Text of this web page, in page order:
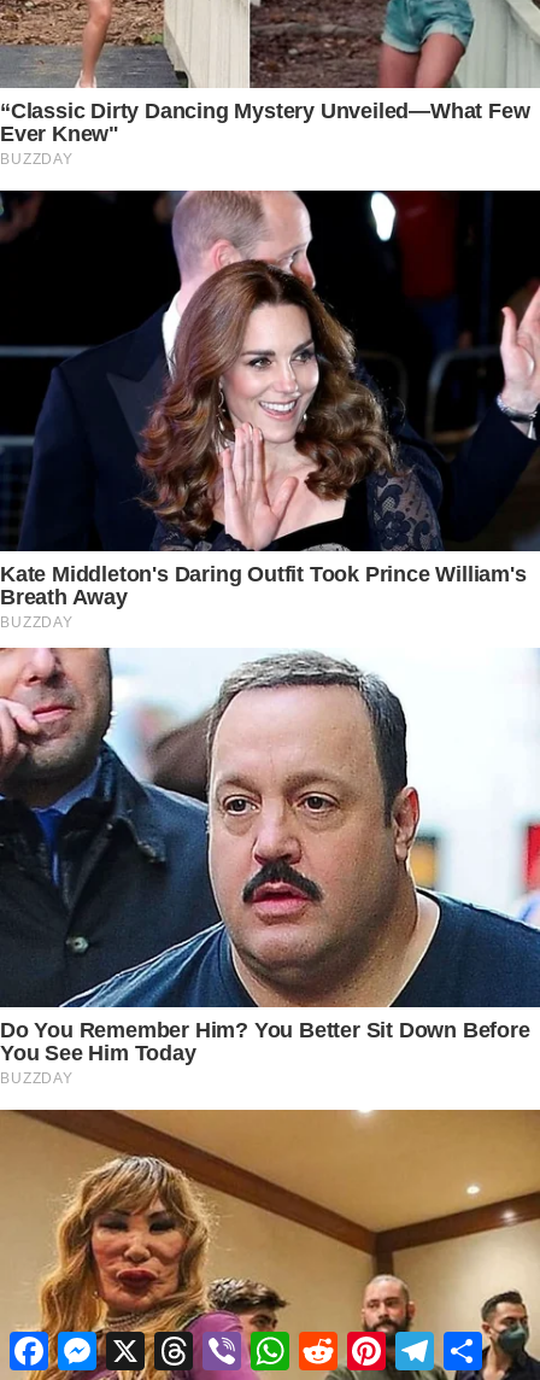
FacebookMessenger
X ThreadsViber WhatsApp
RedditPinterestTelegram
Share